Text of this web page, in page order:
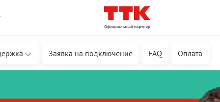
Заявка на подключение FAQ Оплата